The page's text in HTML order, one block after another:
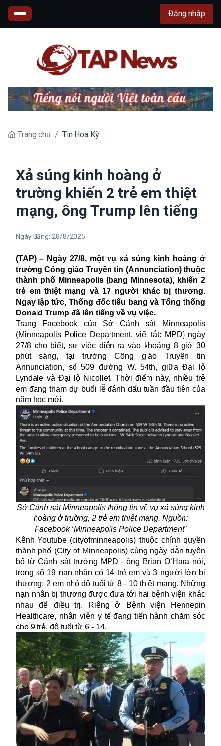
Đăng nhập
Trang chủ / Tin Hoa Kỳ
Xả súng kinh hoàng ở
trường khiến 2 trẻ em thiệt
mạng, ông Trump lên tiếng
Ngày đăng: 28/8/2025
(TAP) – Ngày 27/8, một vụ xả súng kinh hoàng ở
trường Công giáo Truyền tin (Annunciation) thuộc
thành phố Minneapolis (bang Minnesota), khiến 2
trẻ em thiệt mạng và 17 người khác bị thương.
Ngay lập tức, Thống đốc tiểu bang và Tổng thống
Donald Trump đã lên tiếng về vụ việc.
Trang Facebook của Sở Cảnh sát Minneapolis
(Minneapolis Police Department, viết tắt: MPD) ngày
27/8 cho biết, sự việc diễn ra vào khoảng 8 giờ 30
phút sáng, tại trường Công giáo Truyền tin
Annunciation, số 509 đường W. 54th, giữa Đại lộ
Lyndale và Đại lộ Nicollet. Thời điểm này, nhiều trẻ
em đang tham dự buổi lễ đánh dấu tuần đầu tiên của
năm học mới.
Sở Cảnh sát Minneapolis thông tin về vụ xả súng kinh
hoàng ở trường, 2 trẻ em thiệt mạng. Nguồn:
Facebook “Minneapolis Police Department”
Kênh Youtube (cityofminneapolis) thuộc chính quyền
thành phố (City of Minneapolis) cùng ngày dẫn tuyên
bố từ Cảnh sát trưởng MPD - ông Brian O’Hara nói,
trong số 19 nạn nhân có 14 trẻ em và 3 người lớn bị
thương; 2 em nhỏ độ tuổi từ 8 - 10 thiệt mạng. Những
nạn nhân bị thương được đưa tới hai bệnh viện khác
nhau để điều trị. Riêng ở Bệnh viện Hennepin
Healthcare, nhân viên y tế đang tiến hành chăm sóc
cho 9 trẻ, độ tuổi từ 6 - 14.